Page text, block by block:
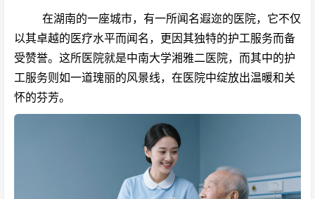
在湖南的一座城市，有一所闻名遐迩的医院，它不仅
以其卓越的医疗水平而闻名，更因其独特的护工服务而备
受赞誉。这所医院就是中南大学湘雅二医院，而其中的护
工服务则如一道瑰丽的风景线，在医院中绽放出温暖和关
怀的芬芳。